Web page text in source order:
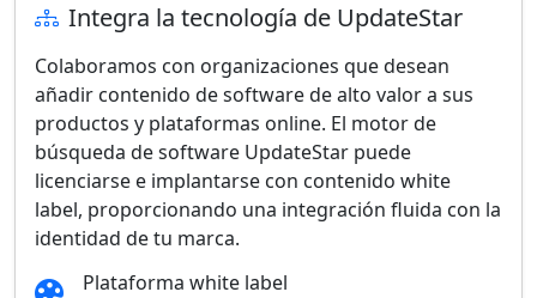
Integra la tecnología de UpdateStar
Colaboramos con organizaciones que desean
añadir contenido de software de alto valor a sus
productos y plataformas online. El motor de
búsqueda de software UpdateStar puede
licenciarse e implantarse con contenido white
label, proporcionando una integración fluida con la
identidad de tu marca.
Plataforma white label